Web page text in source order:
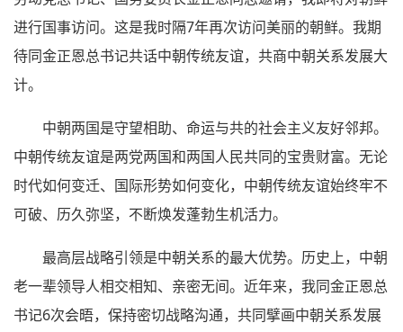
进行国事访问。这是我时隔7年再次访问美丽的朝鲜。我期
待同金正恩总书记共话中朝传统友谊，共商中朝关系发展大
计。
中朝两国是守望相助、命运与共的社会主义友好邻邦。
中朝传统友谊是两党两国和两国人民共同的宝贵财富。无论
时代如何变迁、国际形势如何变化，中朝传统友谊始终牢不
可破、历久弥坚，不断焕发蓬勃生机活力。
最高层战略引领是中朝关系的最大优势。历史上，中朝
老一辈领导人相交相知、亲密无间。近年来，我同金正恩总
书记6次会晤，保持密切战略沟通，共同擘画中朝关系发展